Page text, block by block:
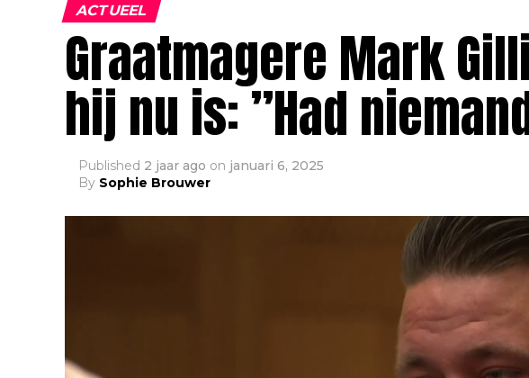
ACTUEEL
Graatmagere Mark
hij nu is: ”Had
Published 2 jaar ago on januari 6, 2025
By Sophie Brouwer